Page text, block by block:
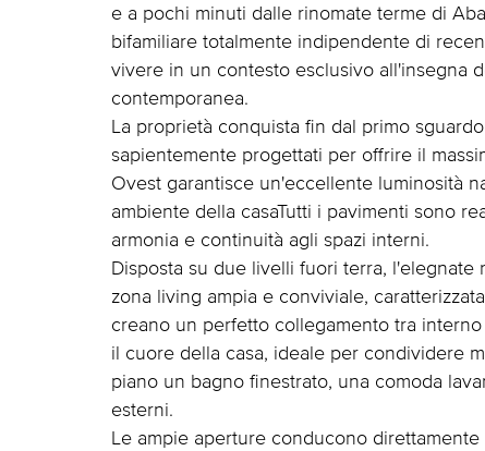
e a pochi minuti dalle rinomate terme di
bifamiliare totalmente indipendente di
vivere in un contesto esclusivo all'insegna
contemporanea.
La proprietà conquista fin dal primo
sapientemente progettati per offrire il
Ovest garantisce un'eccellente luminosità
ambiente della casaTutti i pavimenti sono
armonia e continuità agli spazi interni.
Disposta su due livelli fuori terra,
zona living ampia e conviviale,
creano un perfetto collegamento tra
il cuore della casa, ideale per condividere
piano un bagno finestrato, una comoda
esterni.
Le ampie aperture conducono